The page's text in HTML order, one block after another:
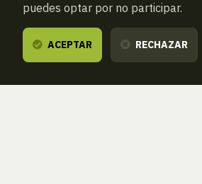
puedes optar por no participar.
ACEPTAR RECHAZAR